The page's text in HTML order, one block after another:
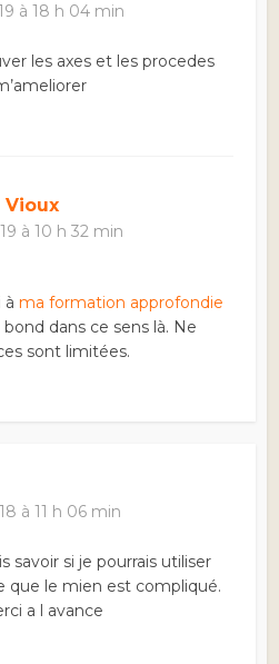
à 18 h 04 min
les axes et les procedes
Vioux
à 10 h 32 min
àma formation approfondie
dans ce sens là. Ne
sont limitées.
à 11 h 06 min
savoir si je pourrais utiliser
que le mien est compliqué.
a l avance